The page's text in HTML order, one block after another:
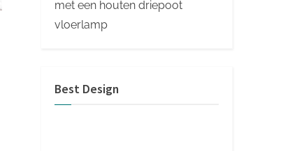
met een houten driepoot
vloerlamp
Best Design